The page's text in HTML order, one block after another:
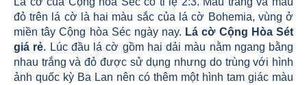
đỏ trên lá cờ là hai màu sắc của lá cờ Bohemia, vùng ở
miền tây Cộng hòa Séc ngày nay. Lá cờ Cộng Hòa Sét
giá rẻ. Lúc đầu lá cờ gồm hai dải màu nằm ngang bằng
nhau trắng và đỏ được sử dụng nhưng do trùng với hình
ảnh quốc kỳ Ba Lan nên có thêm một hình tam giác màu